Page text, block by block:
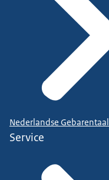
Nederlandse Gebarentaal
Service